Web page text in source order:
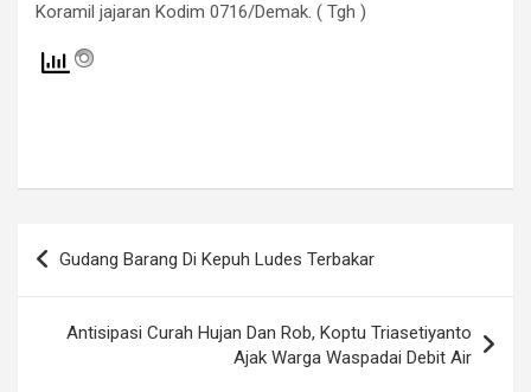
Koramil jajaran Kodim 0716/Demak. ( Tgh )
Navigasi
pos
Gudang Barang Di Kepuh Ludes Terbakar
Antisipasi Curah Hujan Dan Rob, Koptu Triasetiyanto
Ajak Warga Waspadai Debit Air